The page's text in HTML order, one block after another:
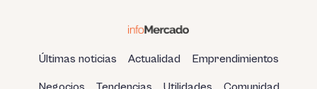
Últimas noticias Actualidad Emprendimientos